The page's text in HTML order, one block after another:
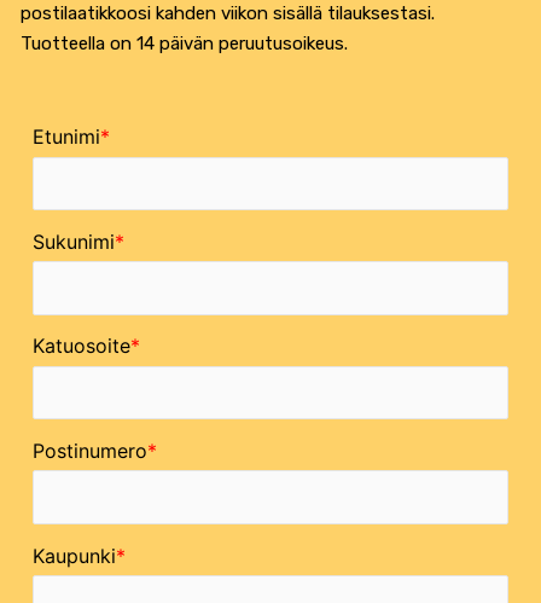
postilaatikkoosi kahden viikon sisällä tilauksestasi.
Tuotteella on 14 päivän peruutusoikeus.
Etunimi
Sukunimi
Katuosoite
Postinumero
Kaupunki